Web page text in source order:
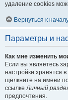
удаление cookies
Вернуться к
Параметры и
Как мне изменить
Если вы являетесь
настройки хранятся
щёлкните на имени
ссылкеЛичный
предпочтения.